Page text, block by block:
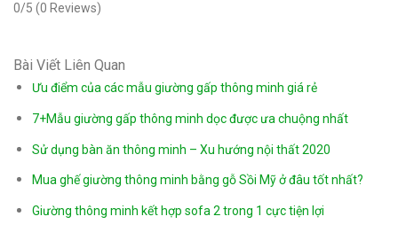
0/5 (0 Reviews)
Bài Viết Liên Quan
Ưu điểm của các mẫu giường gấp thông minh giá rẻ
7+Mẫu giường gấp thông minh dọc được ưa chuộng nhất
Sử dụng bàn ăn thông minh – Xu hướng nội thất 2020
Mua ghế giường thông minh bằng gỗ Sồi Mỹ ở đâu tốt nhất?
Giường thông minh kết hợp sofa 2 trong 1 cực tiện lợi